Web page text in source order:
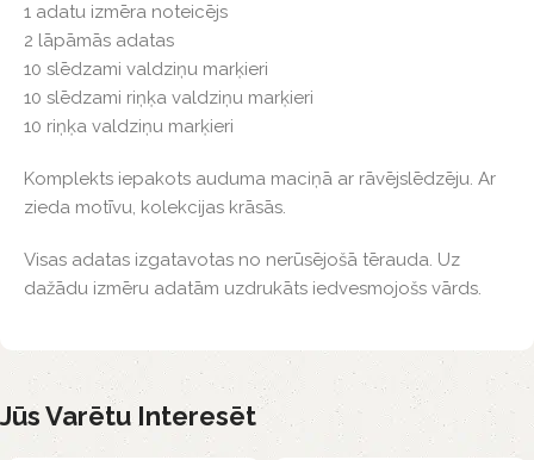
1 adatu izmēra noteicējs
2 lāpāmās adatas
10 slēdzami valdziņu marķieri
10 slēdzami riņķa valdziņu marķieri
10 riņķa valdziņu marķieri
Komplekts iepakots auduma maciņā ar rāvējslēdzēju. Ar
zieda motīvu, kolekcijas krāsās.
Visas adatas izgatavotas no nerūsējošā tērauda. Uz
dažādu izmēru adatām uzdrukāts iedvesmojošs vārds.
Jūs Varētu Interesēt